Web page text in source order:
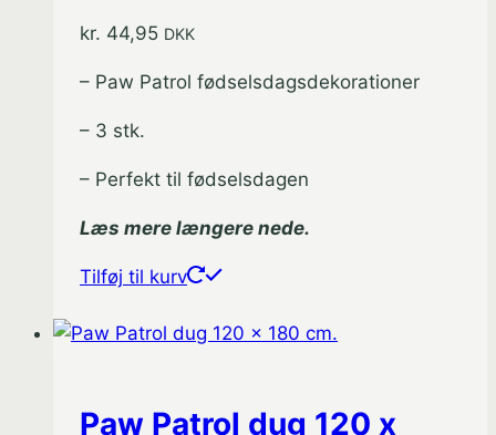
kr. 44,95 DKK
– Paw Patrol fødselsdagsdekorationer
– 3 stk.
– Perfekt til fødselsdagen
Læs mere længere nede.
Tilføj til kurv
Paw Patrol dug 120 x